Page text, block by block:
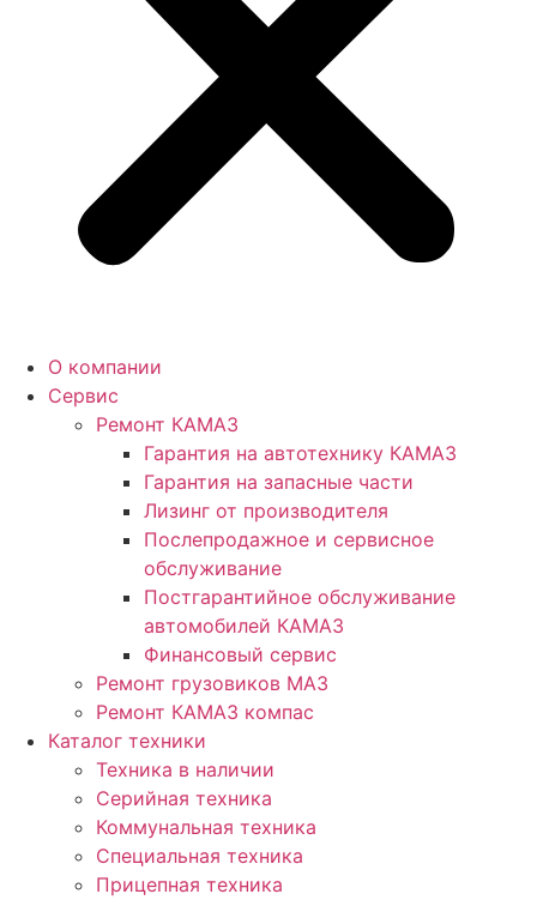
О компании
Сервис
Ремонт КАМАЗ
Гарантия на автотехнику КАМАЗ
Гарантия на запасные части
Лизинг от производителя
Послепродажное и сервисное
обслуживание
Постгарантийное обслуживание
автомобилей КАМАЗ
Финансовый сервис
Ремонт грузовиков МАЗ
Ремонт КАМАЗ компас
Каталог техники
Техника в наличии
Серийная техника
Коммунальная техника
Специальная техника
Прицепная техника